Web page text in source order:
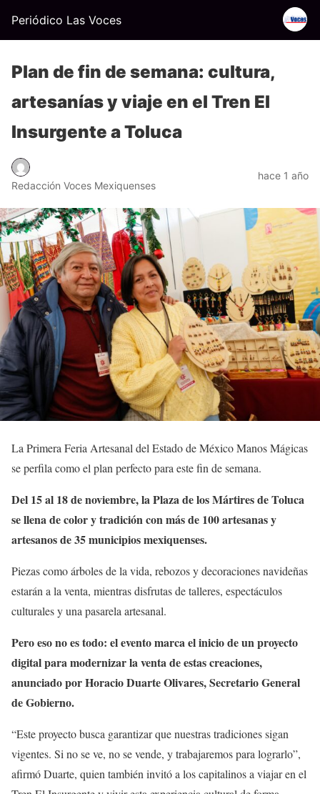
Periódico Las Voces
Plan de fin de semana: cultura,
artesanías y viaje en el Tren El
Insurgente a Toluca
Redacción Voces Mexiquenses
hace 1 año
La Primera Feria Artesanal del Estado de México Manos Mágicas
se perfila como el plan perfecto para este fin de semana.
Del 15 al 18 de noviembre, la Plaza de los Mártires de Toluca
se llena de color y tradición con más de 100 artesanas y
artesanos de 35 municipios mexiquenses.
Piezas como árboles de la vida, rebozos y decoraciones navideñas
estarán a la venta, mientras disfrutas de talleres, espectáculos
culturales y una pasarela artesanal.
Pero eso no es todo: el evento marca el inicio de un proyecto
digital para modernizar la venta de estas creaciones,
anunciado por Horacio Duarte Olivares, Secretario General
de Gobierno.
“Este proyecto busca garantizar que nuestras tradiciones sigan
vigentes. Si no se ve, no se vende, y trabajaremos para lograrlo”,
afirmó Duarte, quien también invitó a los capitalinos a viajar en el